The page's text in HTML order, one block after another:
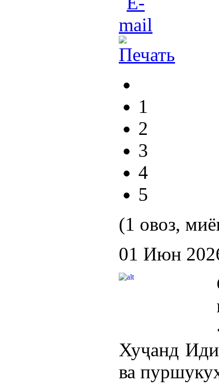
1
2
3
4
5
(1 овоз,
01 Июн
Хуҷанд Иди
ва